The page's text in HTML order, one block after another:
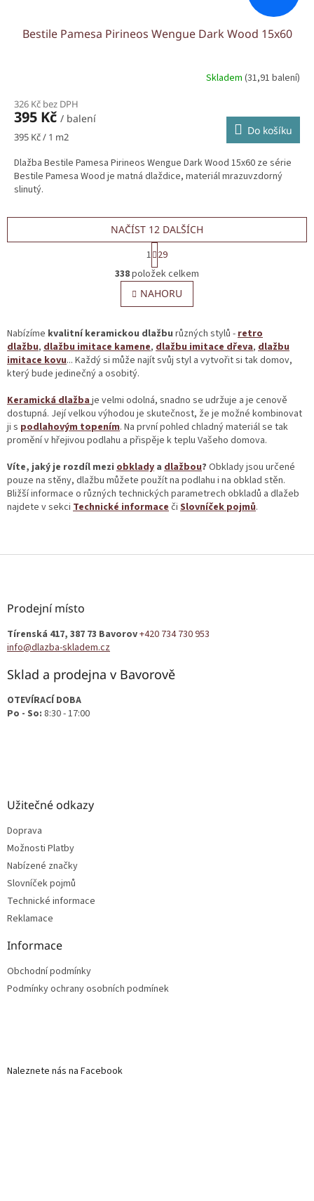
Bestile Pamesa Pirineos Wengue Dark Wood 15x60
Skladem (31,91 balení)
326 Kč bez DPH
395 Kč / balení
Měrná
395 Kč / 1 m2 Do košíku
Dlažba Bestile Pamesa Pirineos Wengue Dark Wood 15x60 ze série
Bestile Pamesa Wood je matná dlaždice, materiál mrazuvzdorný
slinutý.
O
v
l
á
a
c
í
v
k
y
v
p
i
s
u
NAČÍST 12 DALŠÍCH
S
t
r
á
n
k
v
á
n
í
1 29
338položek celkem
NAHORU
Nabízíme kvalitní keramickou dlažbu různých stylů -retro
dlažbu, dlažbu imitace kamene, dlažbu imitace dřeva, dlažbu
imitace kovu... Každý si může najít svůj styl a vytvořit si tak domov,
který bude jedinečný a osobitý.
Keramická dlažbaje velmi odolná, snadno se udržuje a je cenově
dostupná. Její velkou výhodou je skutečnost, že je možné kombinovat
ji s podlahovým topením. Na první pohled chladný materiál se tak
promění v hřejivou podlahu a přispěje k teplu Vašeho domova.
Víte, jaký je rozdíl mezi obklady a dlažbou? Obklady jsou určené
pouze na stěny, dlažbu můžete použít na podlahu i na obklad stěn.
Bližší informace o různých technických parametrech obkladů a dlažeb
najdete v sekci Technické informaceči Slovníček pojmů.
Z
Prodejní místo
Tírenská 417, 387 73 Bavorov+420 734 730 953
info@dlazba-skladem.cz
Sklad a prodejna v Bavorově
OTEVÍRACÍ DOBA
Po - So: 8:30 - 17:00
Užitečné odkazy
Doprava
Možnosti Platby
Nabízené značky
Slovníček pojmů
Technické informace
Reklamace
Informace
Obchodní podmínky
Podmínky ochrany osobních podmínek
Naleznete nás na Facebook